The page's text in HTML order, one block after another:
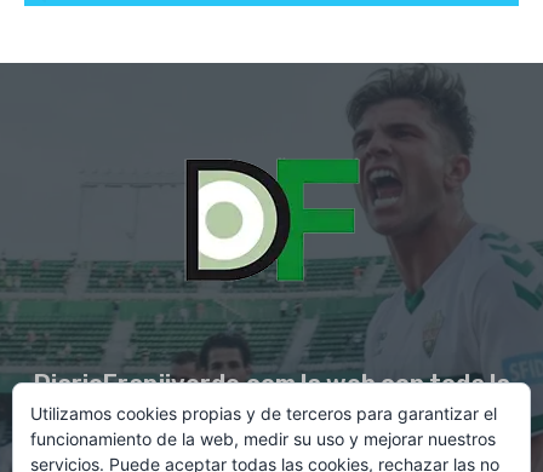
DiarioFranjiverde.com la web con toda la
información del Elche C.F.
Utilizamos cookies propias y de terceros para garantizar el
funcionamiento de la web, medir su uso y mejorar nuestros
servicios. Puede aceptar todas las cookies, rechazar las no